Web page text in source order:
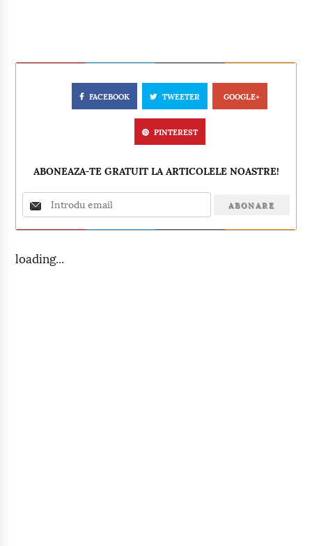
FACEBOOK TWEETER GOOGLE+
PINTEREST
ABONEAZA-TE GRATUIT LA ARTICOLELE NOASTRE!
loading...